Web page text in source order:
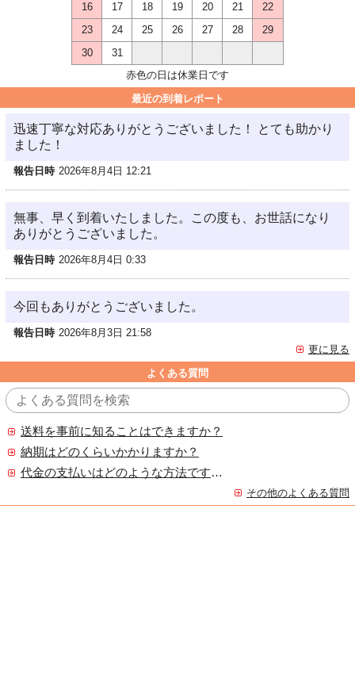
16
17 18 19 20 21
22
23
24 25 26 27 28
29
30
31
赤色の日は休業日です
最近の到着レポート
迅速丁寧な対応ありがとうございました！ とても助かり
ました！
報告日時 2026年8月4日 12:21
無事、早く到着いたしました。この度も、お世話になり
ありがとうございました。
報告日時 2026年8月4日 0:33
今回もありがとうございました。
報告日時 2026年8月3日 21:58
更に見る
よくある質問
送料を事前に知ることはできますか？
納期はどのくらいかかりますか？
代金の支払いはどのような方法ですか？
その他のよくある質問